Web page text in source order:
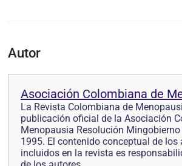
Autor
Asociación Colombiana de
La Revista Colombiana de
publicación oficial de la Asociación
Menopausia Resolución
1995. El contenido conceptual de los
incluidos en la revista es